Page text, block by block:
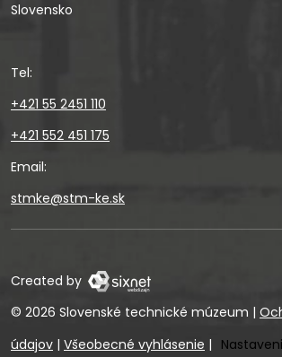
Slovensko
Tel:
+421 55 2451 110
+421 552 451 175
Email:
stmke@stm-ke.sk
Created by
© 2026 Slovenské technické múzeum |
údajov | Všeobecné vyhlásenie |